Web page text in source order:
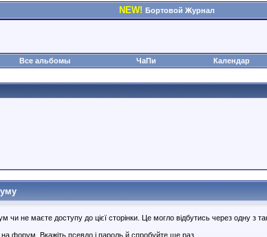
NEW! Бортовой Журнал
Все альбомы ЧаПи Календар
чи не маєте доступу до цієї сторінки. Це могло відбутись через одну з
форум. Вкажіть псевдо і пароль й спробуйте ще раз.